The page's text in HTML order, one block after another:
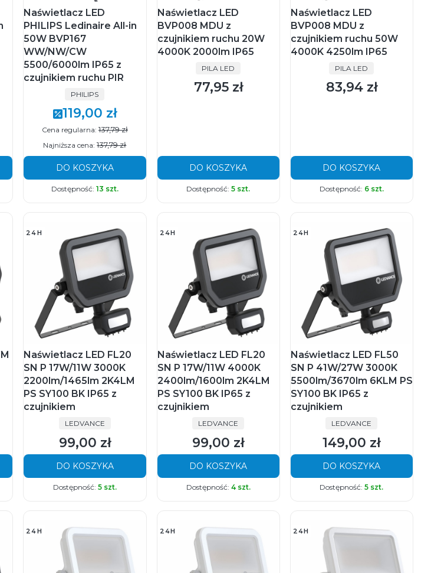
Naświetlacz LED
PHILIPS Ledinaire All-in
50W BVP167
WW/NW/CW
5500/6000lm IP65 z
czujnikiem ruchu PIR
PRODUCENT
PHILIPS
Cena promocyjna
119,00 zł
Cena regularna: 137,79 zł
Najniższa cena: 137,79 zł
DO KOSZYKA
Dostępność: 13 szt.
Naświetlacz LED
BVP008 MDU z
czujnikiem ruchu 20W
4000K 2000lm IP65
PRODUCENT
PILA LED
Cena
77,95 zł
DO KOSZYKA
Dostępność:5 szt.
Naświetlacz LED
BVP008 MDU z
czujnikiem ruchu 50W
4000K 4250lm IP65
PRODUCENT
PILA LED
Cena
83,94 zł
DO KOSZYKA
Dostępność: 6 szt.
24H
Naświetlacz LED FL20
SN P 17W/11W 3000K
2200lm/1465lm 2K4LM
PS SY100 BK IP65 z
czujnikiem
PRODUCENT
LEDVANCE
Cena
99,00 zł
DO KOSZYKA
Dostępność: 5 szt.
24H
Naświetlacz LED FL20
SN P 17W/11W 4000K
2400lm/1600lm 2K4LM
PS SY100 BK IP65 z
czujnikiem
PRODUCENT
LEDVANCE
Cena
99,00 zł
DO KOSZYKA
Dostępność: 4 szt.
24H
Naświetlacz LED FL50
SN P 41W/27W 3000K
5500lm/3670lm 6KLM PS
SY100 BK IP65 z
czujnikiem
PRODUCENT
LEDVANCE
Cena
149,00 zł
DO KOSZYKA
Dostępność:5 szt.
24H 24H 24H